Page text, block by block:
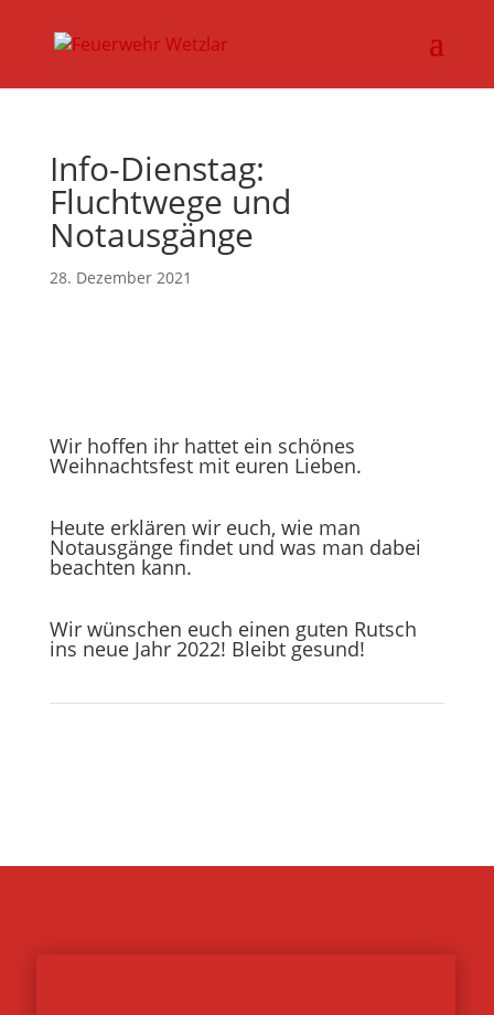
Info-Dienstag:
Fluchtwege und
Notausgänge
28. Dezember 2021
Wir hoffen ihr hattet ein schönes
Weihnachtsfest mit euren Lieben.
Heute erklären wir euch, wie man
Notausgänge findet und was man dabei
beachten kann.
Wir wünschen euch einen guten Rutsch
ins neue Jahr 2022! Bleibt gesund!